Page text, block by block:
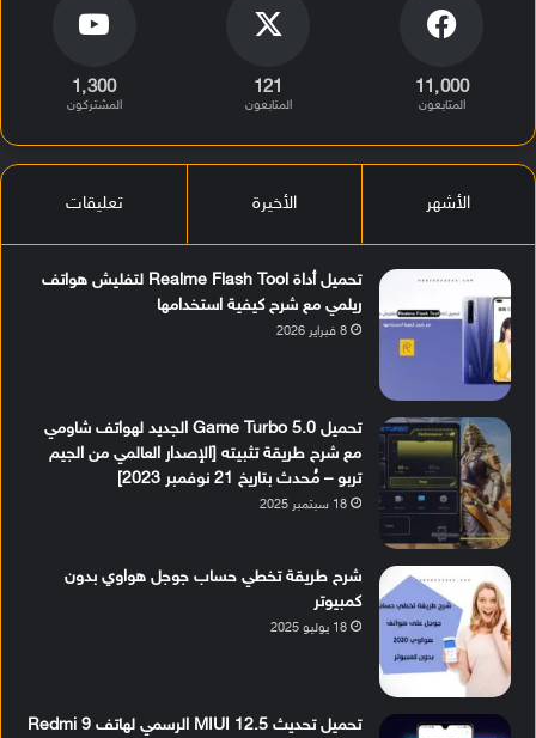
11٬000
المتابعون
121
المتابعون
1٬300
المشتركون
الأشهر الأخيرة تعليقات
تحميل أداة Realme Flash Tool لتفليش هواتف
ريلمي مع شرح كيفية استخدامها
8 فبراير 2026
تحميل Game Turbo 5.0 الجديد لهواتف شاومي
مع شرح طريقة تثبيته [الإصدار العالمي من الجيم
تربو – مُحدث بتاريخ 21 نوفمبر 2023]
18 سبتمبر 2025
شرح طريقة تخطي حساب جوجل هواوي بدون
كمبيوتر
18 يوليو 2025
تحميل تحديث MIUI 12.5 الرسمي لهاتف Redmi 9